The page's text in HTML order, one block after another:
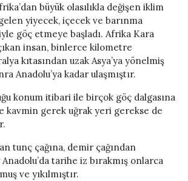
büyük olasılıkla değişen iklim
yiyecek, içecek ve barınma
göç etmeye başladı. Afrika Kara
insan, binlerce kilometre
kıtasından uzak Asya’ya yönelmiş
Anadolu’ya kadar ulaşmıştır.
konum itibari ile birçok göç dalgasına
kavmin gerek uğrak yeri gerekse de
tunç çağına, demir çağından
tarihe iz bırakmış onlarca
ve yıkılmıştır.